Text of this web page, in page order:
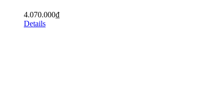
4.070.000₫
Details